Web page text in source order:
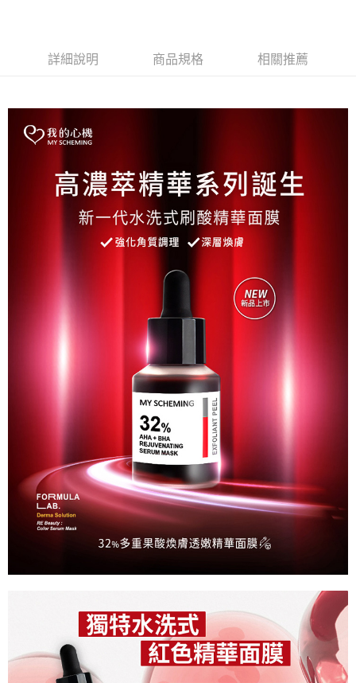
【「AFTEE先享後付」結帳流程】
ATM／網路銀行／等多元方式進行付款，方視為交易完成。
※ 請注意：結帳手續完成當下不需立刻繳費，但若您需要取消訂單，請聯絡
後付繳納相關費用。
※ 交易是否成功請以「AFTEE先享後付 」之結帳頁面顯示為準，若有關於
客戶支援中心」https://netprotections.freshdesk.com/support/home
易，需依本服務之必要範圍內提供個人資料，並將交易相關給付款項請求債
３．未成年的使用者請事先徵得法定代理人或監護人之同意方可使用
「AFTEE先享後付」，若未經同意申辦者引起之損失，本公司不負相關責
４．使用「AFTEE先享後付」時，將依據個別帳號之用戶狀況，依本公司即
時審查核予不同之上限額度；若仍有額度不足之情形，本公司將視審查結果
５．嚴禁一人註冊多個帳號或使用他人資訊註冊。若發現惡意使用之情形，
恩沛科技股份有限公司將有權停止該用戶之使用額度並採取法律行動。
7-11取貨付款
宅配
每筆NT$100，滿NT$1,000(含以上)免運費
詳細說明 商品規格 相關推薦